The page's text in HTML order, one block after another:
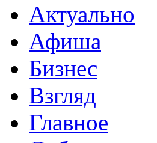
Актуально
Афиша
Бизнес
Взгляд
Главное